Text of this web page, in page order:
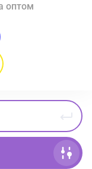
оптом